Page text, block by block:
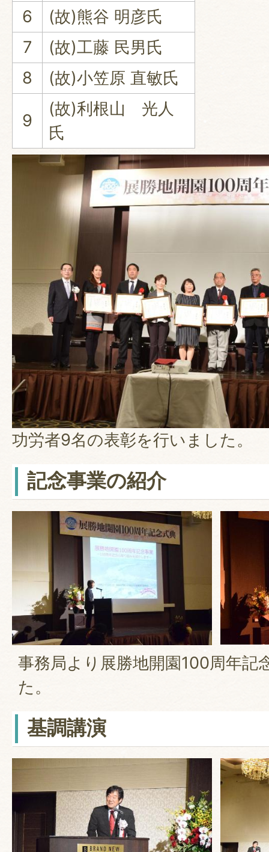
6
(故)熊谷 明彦氏
7
(故)工藤 民男氏
8
(故)小笠原 直敏氏
9
(故)利根山 光人
氏
功労者9名の表彰を行いました。
記念事業の紹介
事務局より展勝地開園100周年記
た。
基調講演